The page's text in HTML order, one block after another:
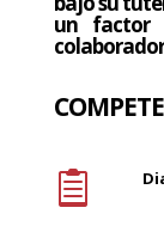
un factor
